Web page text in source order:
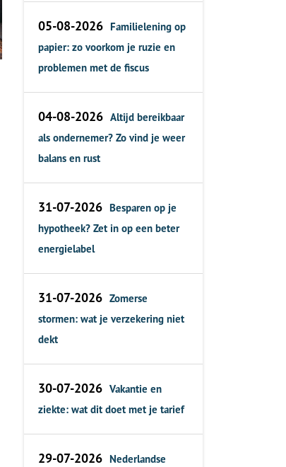
05-08-2026 Familielening op
papier: zo voorkom je ruzie en
problemen met de fiscus
04-08-2026 Altijd bereikbaar
als ondernemer? Zo vind je weer
balans en rust
31-07-2026 Besparen op je
hypotheek? Zet in op een beter
energielabel
31-07-2026 Zomerse
stormen: wat je verzekering niet
dekt
30-07-2026 Vakantie en
ziekte: wat dit doet met je tarief
29-07-2026 Nederlandse